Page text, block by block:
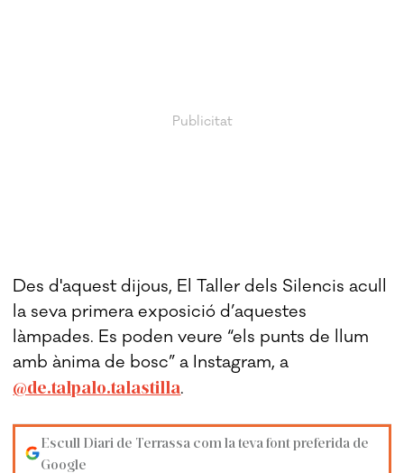
Des d'aquest dijous, El Taller dels Silencis acull
la seva primera exposició d’aquestes
làmpades. Es poden veure “els punts de llum
amb ànima de bosc” a Instagram, a
@de.talpalo.talastilla.
Escull Diari de Terrassa com la teva font preferida de
Google